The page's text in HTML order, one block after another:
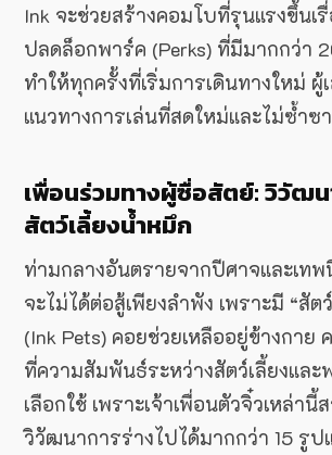
Ink จะช่วยสร้างคอมโบที่รุนแรงขึ้นเ
ปลดล็อกพาร์ค (Perks) ที่มีมากกว่า
ทำให้ทุกครั้งที่เริ่มการเดินทางใหม่
แนวทางการเล่นที่สดใหม่และไม่ซ้ำซ
เพื่อนร่วมทางผู้ซื่อสัตย์: วิวัฒ
สัตว์เลี้ยงน้ำหมึก
ท่ามกลางอันตรายจากปีศาจและเท
จะไม่ได้ต่อสู้เพียงลำพัง เพราะมี “สัต
(Ink Pets) คอยช่วยเหลืออยู่ข้างกาย
ที่ความสัมพันธ์ระหว่างสัตว์เลี้ยงแล
เลือกใช้ เพราะเจ้าเพื่อนตัวจิ๋วเหล่านี้
วิวัฒนาการร่างไปได้มากกว่า 15 รู